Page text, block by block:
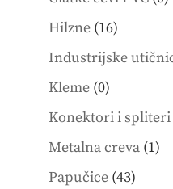
Hilzne 1616
products
Industrijske
Kleme 00
products
Konektori i spliteri
Metalna creva 11
Papučice 4343